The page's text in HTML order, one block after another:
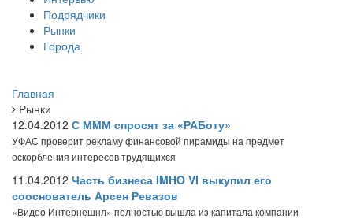
Подрядчики
Рынки
Города
Главная
Рынки
12.04.2012 С МММ спросят за «РАБоту»
УФАС проверит рекламу финансовой пирамиды на предмет
оскорбления интересов трудящихся
11.04.2012 Часть бизнеса IMHO VI выкупил его
сооснователь Арсен Ревазов
«Видео Интернешнл» полностью вышла из капитала компании